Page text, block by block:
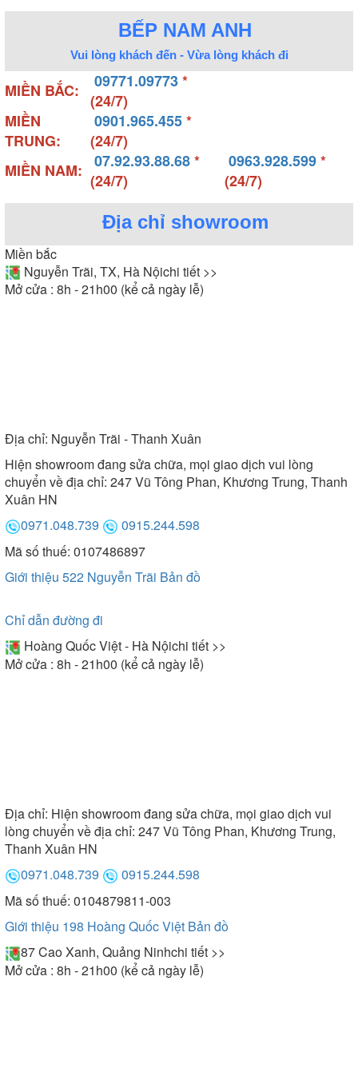
BẾP NAM ANH
Vui lòng khách đến - Vừa lòng khách đi
MIỀN BẮC: 09771.09773*
(24/7)
MIỀN
TRUNG:
0901.965.455*
(24/7)
MIỀN NAM:
07.92.93.88.68*
(24/7)
0963.928.599*
(24/7)
Địa chỉ showroom
Miền bắc
Nguyễn Trãi, TX, Hà Nộichi tiết >>
Mở cửa : 8h - 21h00 (kể cả ngày lễ)
Địa chỉ: Nguyễn Trãi - Thanh Xuân
Hiện showroom đang sửa chữa, mọi giao dịch vui lòng
chuyển về địa chỉ: 247 Vũ Tông Phan, Khương Trung, Thanh
Xuân HN
0971.048.739
0915.244.598
Mã số thuế: 0107486897
Giới thiệu 522 Nguyễn Trãi Bản đồ
Chỉ dẫn đường đi
Hoàng Quốc Việt - Hà Nộichi tiết >>
Mở cửa : 8h - 21h00 (kể cả ngày lễ)
Địa chỉ: Hiện showroom đang sửa chữa, mọi giao dịch vui
lòng chuyển về địa chỉ: 247 Vũ Tông Phan, Khương Trung,
Thanh Xuân HN
0971.048.739
0915.244.598
Mã số thuế: 0104879811-003
Giới thiệu 198 Hoàng Quốc Việt Bản đồ
87 Cao Xanh, Quảng Ninhchi tiết >>
Mở cửa : 8h - 21h00 (kể cả ngày lễ)